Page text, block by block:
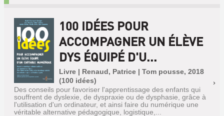
100 IDÉES POUR
ACCOMPAGNER UN ÉLÈVE
DYS ÉQUIPÉ D'U...
Livre | Renaud, Patrice | Tom pousse, 2018
(100 idées)
Des conseils pour favoriser l'apprentissage des enfants qui
souffrent de dyslexie, de dyspraxie ou de dysphasie, grâce à
l'utilisation d'un ordinateur, et ainsi faire du numérique une
véritable alternative pédagogique, logistique,...